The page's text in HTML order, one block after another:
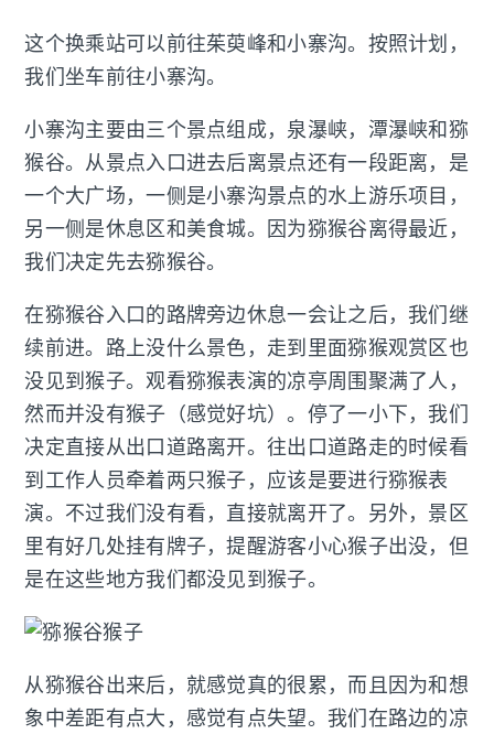
这个换乘站可以前往茱萸峰和小寨沟。按照计划，
我们坐车前往小寨沟。
小寨沟主要由三个景点组成，泉瀑峡，潭瀑峡和猕
猴谷。从景点入口进去后离景点还有一段距离，是
一个大广场，一侧是小寨沟景点的水上游乐项目，
另一侧是休息区和美食城。因为猕猴谷离得最近，
我们决定先去猕猴谷。
在猕猴谷入口的路牌旁边休息一会让之后，我们继
续前进。路上没什么景色，走到里面猕猴观赏区也
没见到猴子。观看猕猴表演的凉亭周围聚满了人，
然而并没有猴子（感觉好坑）。停了一小下，我们
决定直接从出口道路离开。往出口道路走的时候看
到工作人员牵着两只猴子，应该是要进行猕猴表
演。不过我们没有看，直接就离开了。另外，景区
里有好几处挂有牌子，提醒游客小心猴子出没，但
是在这些地方我们都没见到猴子。
从猕猴谷出来后，就感觉真的很累，而且因为和想
象中差距有点大，感觉有点失望。我们在路边的凉